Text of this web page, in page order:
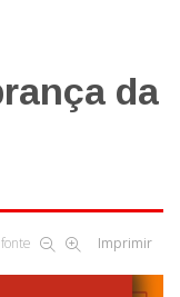
da
Imprimir